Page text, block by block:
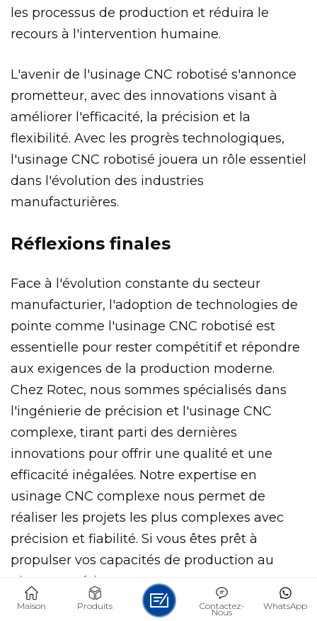
les processus de production et réduira le
recours à l'intervention humaine.
L'avenir de l'usinage CNC robotisé s'annonce
prometteur, avec des innovations visant à
améliorer l'efficacité, la précision et la
flexibilité. Avec les progrès technologiques,
l'usinage CNC robotisé jouera un rôle essentiel
dans l'évolution des industries
manufacturières.
Réflexions finales
Face à l'évolution constante du secteur
manufacturier, l'adoption de technologies de
pointe comme l'usinage CNC robotisé est
essentielle pour rester compétitif et répondre
aux exigences de la production moderne.
Chez Rotec, nous sommes spécialisés dans
l'ingénierie de précision et l'usinage CNC
complexe, tirant parti des dernières
innovations pour offrir une qualité et une
efficacité inégalées. Notre expertise en
usinage CNC complexe nous permet de
réaliser les projets les plus complexes avec
précision et fiabilité. Si vous êtes prêt à
propulser vos capacités de production au
niveau supérieur,
CONTACTEZ-NOUS
Maison Produits WhatsApp
Contactez-
Nous